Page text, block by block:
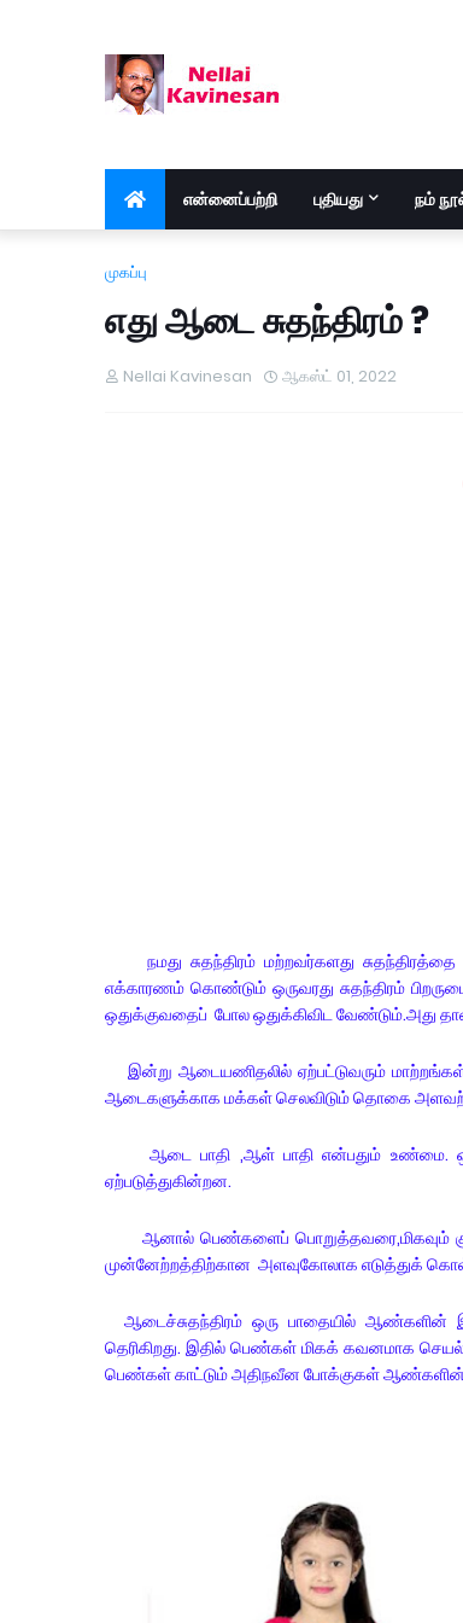
என்னைப்பற்றி புதியது நம்
முகப்பு
எது ஆடை சுதந்திரம் ?
Nellai Kavinesan ஆகஸ்ட் 01, 2022
நமது சுதந்திரம் மற்றவர்களது
எக்காரணம் கொண்டும் ஒருவரது சுதந்திரம்
ஒதுக்குவதைப் போல ஒதுக்கிவிட வேண்டும்.அது தான்
இன்று ஆடையணிதலில் ஏற்பட்டுவரும்
ஆடைகளுக்காக மக்கள் செலவிடும் தொகை
ஆடை பாதி ,ஆள் பாதி என்பதும் உண்மை.
ஏற்படுத்துகின்றன.
ஆனால் பெண்களைப் பொறுத்தவரை,மிகவும்
முன்னேற்றத்திற்கான அளவுகோலாக எடுத்துக்
ஆடைச்சுதந்திரம் ஒரு பாதையில் ஆண்களின்
தெரிகிறது. இதில் பெண்கள் மிகக் கவனமாக
பெண்கள் காட்டும் அதிநவீன போக்குகள் ஆண்களின்